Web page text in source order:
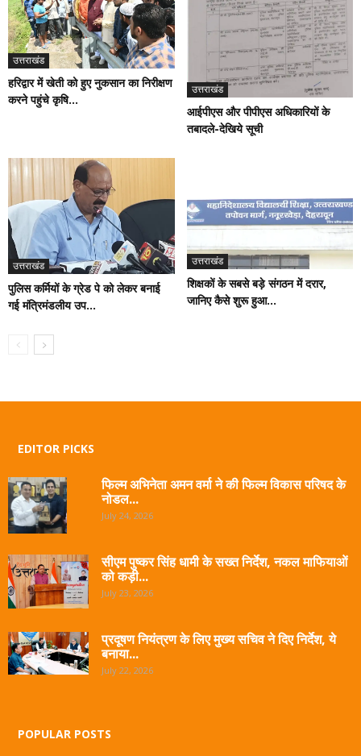
उत्तराखंड
हरिद्वार में खेती को हुए नुकसान का निरीक्षण
करने पहुंचे कृषि...
उत्तराखंड
आईपीएस और पीपीएस अधिकारियों के
तबादले-देखिये सूची
उत्तराखंड
पुलिस कर्मियों के ग्रेड पे को लेकर बनाई
गई मंत्रिमंडलीय उप...
उत्तराखंड
शिक्षकों के सबसे बड़े संगठन में दरार,
जानिए कैसे शुरू हुआ...
EDITOR PICKS
फिल्म अभिनेता अमन वर्मा ने की फिल्म विकास परिषद के
नोडल...
July 24, 2026
सीएम पुष्कर सिंह धामी के सख्त निर्देश, नकल माफियाओं
को कड़ी...
July 23, 2026
प्रदूषण नियंत्रण के लिए मुख्य सचिव ने दिए निर्देश, ये
बनाया...
July 22, 2026
POPULAR POSTS